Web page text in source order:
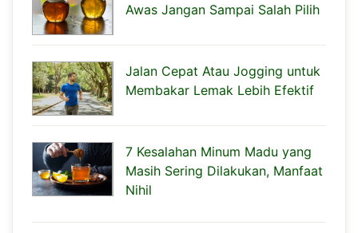
Awas Jangan Sampai Salah Pilih
Jalan Cepat Atau Jogging untuk
Membakar Lemak Lebih Efektif
7 Kesalahan Minum Madu yang
Masih Sering Dilakukan, Manfaat
Nihil